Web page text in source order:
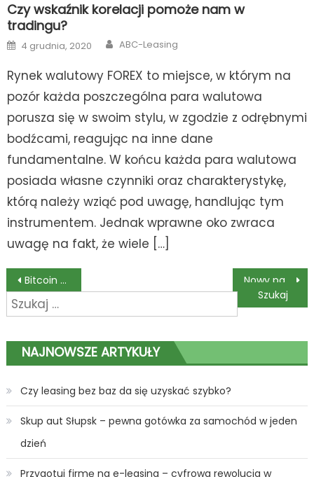
Czy wskaźnik korelacji pomoże nam w
tradingu?
Posted
on
4 grudnia, 2020 Author
ABC-Leasing
Rynek walutowy FOREX to miejsce, w którym na
pozór każda poszczególna para walutowa
porusza się w swoim stylu, w zgodzie z odrębnymi
bodźcami, reagując na inne dane
fundamentalne. W końcu każda para walutowa
posiada własne czynniki oraz charakterystykę,
którą należy wziąć pod uwagę, handlując tym
instrumentem. Jednak wprawne oko zwraca
uwagę na fakt, że wiele […]
Nawigacja
wpisu
Bitcoin – co należy o nim wiedzieć?
Szukaj:
NAJNOWSZE ARTYKUŁY
Czy leasing bez baz da się uzyskać szybko?
Skup aut Słupsk – pewna gotówka za samochód w jeden
dzień
Przygotuj firmę na e-leasing – cyfrowa rewolucja w